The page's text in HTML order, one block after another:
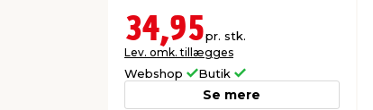
34,95pr. stk.
Lev. omk. tillægges
Webshop Butik
Se mere